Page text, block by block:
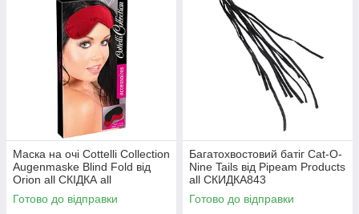
Маска на очі Cottelli Collection
Augenmaske Blind Fold від
Orion all СКІДКА all
СКИДКА1520
Готово до відправки
Багатохвостовий батіг Cat-O-
Nine Tails від Pipeam Products
all СКИДКА843
Готово до відправки